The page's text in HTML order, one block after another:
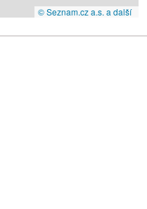
© Seznam.cz a.s. a další